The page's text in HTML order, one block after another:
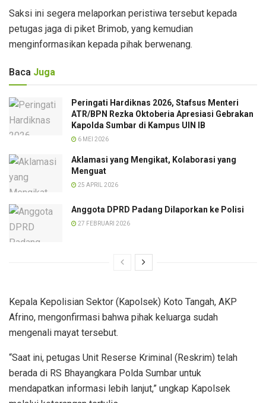
Saksi ini segera melaporkan peristiwa tersebut kepada
petugas jaga di piket Brimob, yang kemudian
menginformasikan kepada pihak berwenang.
Baca Juga
Peringati Hardiknas 2026, Stafsus Menteri
ATR/BPN Rezka Oktoberia Apresiasi Gebrakan
Kapolda Sumbar di Kampus UIN IB
6 MEI 2026
Aklamasi yang Mengikat, Kolaborasi yang
Menguat
25 APRIL 2026
Anggota DPRD Padang Dilaporkan ke Polisi
27 FEBRUARI 2026
Kepala Kepolisian Sektor (Kapolsek) Koto Tangah, AKP
Afrino, mengonfirmasi bahwa pihak keluarga sudah
mengenali mayat tersebut.
“Saat ini, petugas Unit Reserse Kriminal (Reskrim) telah
berada di RS Bhayangkara Polda Sumbar untuk
mendapatkan informasi lebih lanjut,” ungkap Kapolsek